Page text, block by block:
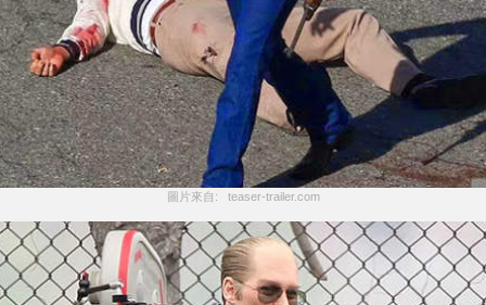
圖片來自:   teaser-trailer.com